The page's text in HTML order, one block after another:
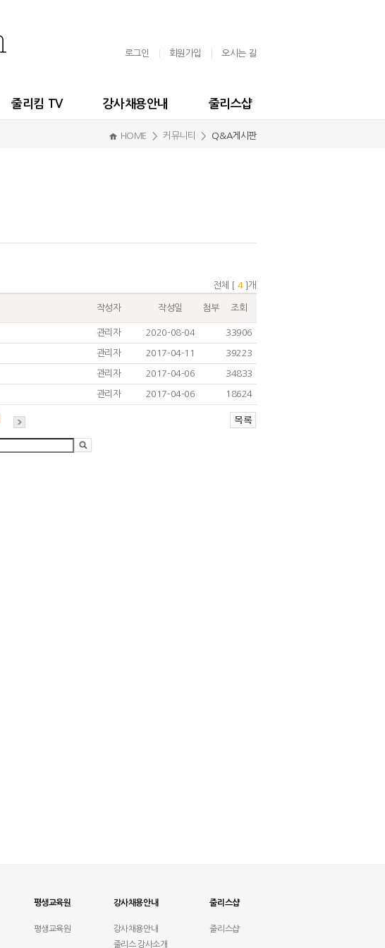
로그인 회원가입 오시는 길
줄리킴 TV 강사채용안내 줄리스샵
HOME 커뮤니티 Q&A게시판
전체 [ 4]개
작성자 작성일 첨부 조회
관리자 2020-08-04 33906
관리자 2017-04-11 39223
관리자 2017-04-06 34833
관리자 2017-04-06 18624
평생교육원
평생교육원
강사채용안내
강사채용안내
줄리스 강사소개
줄리스샵
줄리스샵